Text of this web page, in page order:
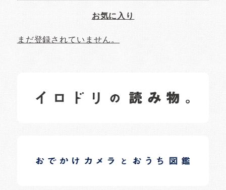
お気に入り
まだ登録されていません。
日常の様子など随時更新中です。
日常の様子など随時更新中です。